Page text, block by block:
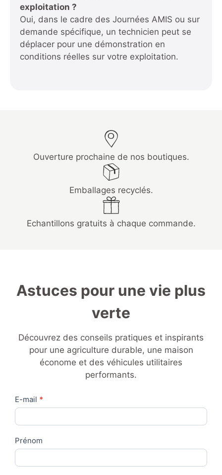
exploitation ?
Oui, dans le cadre des Journées AMIS ou sur
demande spécifique, un technicien peut se
déplacer pour une démonstration en
conditions réelles sur votre exploitation.
Ouverture prochaine de nos boutiques.
Emballages recyclés.
Echantillons gratuits à chaque commande.
Astuces pour une vie plus
verte
Découvrez des conseils pratiques et inspirants
pour une agriculture durable, une maison
économe et des véhicules utilitaires
performants.
Contact
Us
E-mail *
Prénom